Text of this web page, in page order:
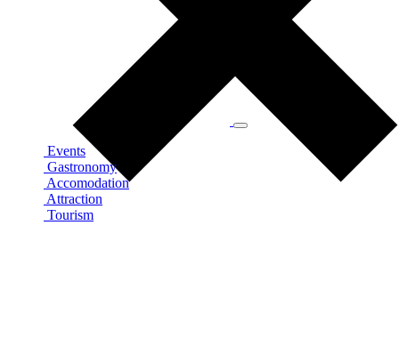
Events
Gastronomy
Accomodation
Attraction
Tourism